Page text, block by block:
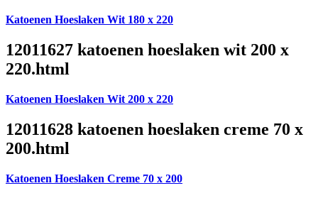
Katoenen Hoeslaken Wit 180 x 220
12011627 katoenen hoeslaken wit 200 x
220.html
Katoenen Hoeslaken Wit 200 x 220
12011628 katoenen hoeslaken creme 70 x
200.html
Katoenen Hoeslaken Creme 70 x 200